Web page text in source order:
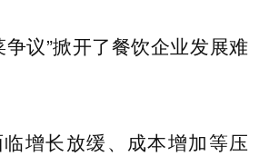
争议”掀开了餐饮企业发展难
增长放缓、成本增加等压